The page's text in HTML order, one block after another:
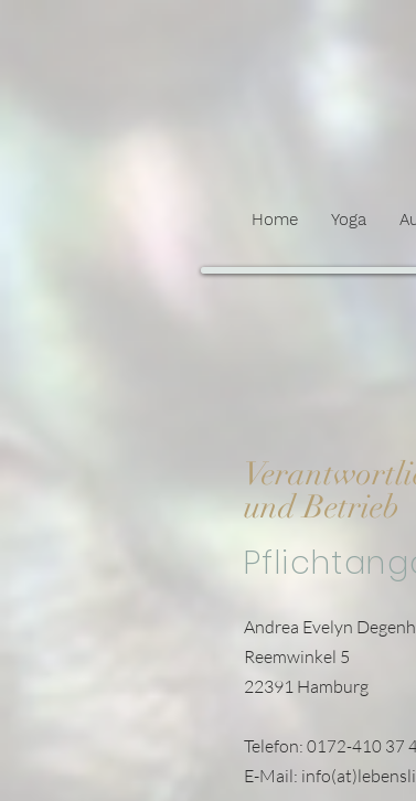
Home Yoga
und Betrieb
Andrea Evelyn
Reemwinkel 5
22391 Hamburg
Telefon: 0172-410 37
E-Mail: